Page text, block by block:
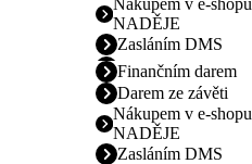
Nákupem v e-shopu
NADĚJE
Zasláním DMS
Finančním darem
Darem ze závěti
Nákupem v e-shopu
NADĚJE
Zasláním DMS